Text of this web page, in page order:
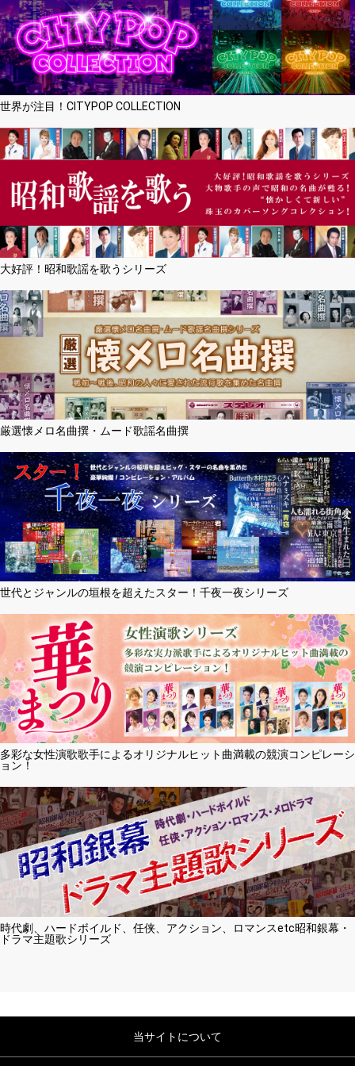
世界が注目！CITYPOP COLLECTION
大好評！昭和歌謡を歌うシリーズ
厳選懐メロ名曲撰・ムード歌謡名曲撰
世代とジャンルの垣根を超えたスター！千夜一夜シリーズ
多彩な女性演歌歌手によるオリジナルヒット曲満載の競演コンピレーシ
ョン！
時代劇、ハードボイルド、任侠、アクション、ロマンスetc昭和銀幕・
ドラマ主題歌シリーズ
当サイトについて